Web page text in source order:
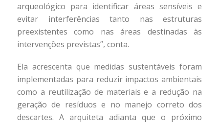
arqueológico para identificar áreas sensíveis e
evitar interferências tanto nas estruturas
preexistentes como nas áreas destinadas às
intervenções previstas”, conta.
Ela acrescenta que medidas sustentáveis foram
implementadas para reduzir impactos ambientais
como a reutilização de materiais e a redução na
geração de resíduos e no manejo correto dos
descartes. A arquiteta adianta que o próximo